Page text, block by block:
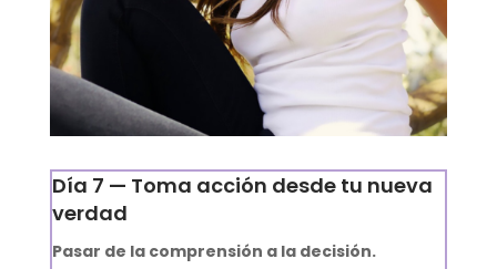
Día 7 — Toma acción desde tu nueva
verdad
Pasar de la comprensión a la decisión.